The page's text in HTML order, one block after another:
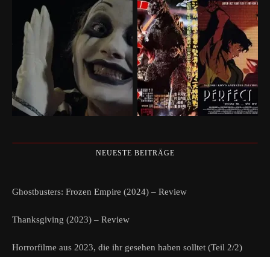
NEUESTE BEITRÄGE
Ghostbusters: Frozen Empire (2024) – Review
Thanksgiving (2023) – Review
Horrorfilme aus 2023, die ihr gesehen haben solltet (Teil 2/2)